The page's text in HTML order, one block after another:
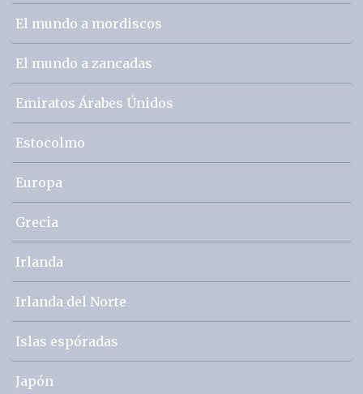
El mundo a mordiscos
El mundo a zancadas
Emiratos Árabes Únidos
Estocolmo
Europa
Grecia
Irlanda
Irlanda del Norte
Islas espóradas
Japón